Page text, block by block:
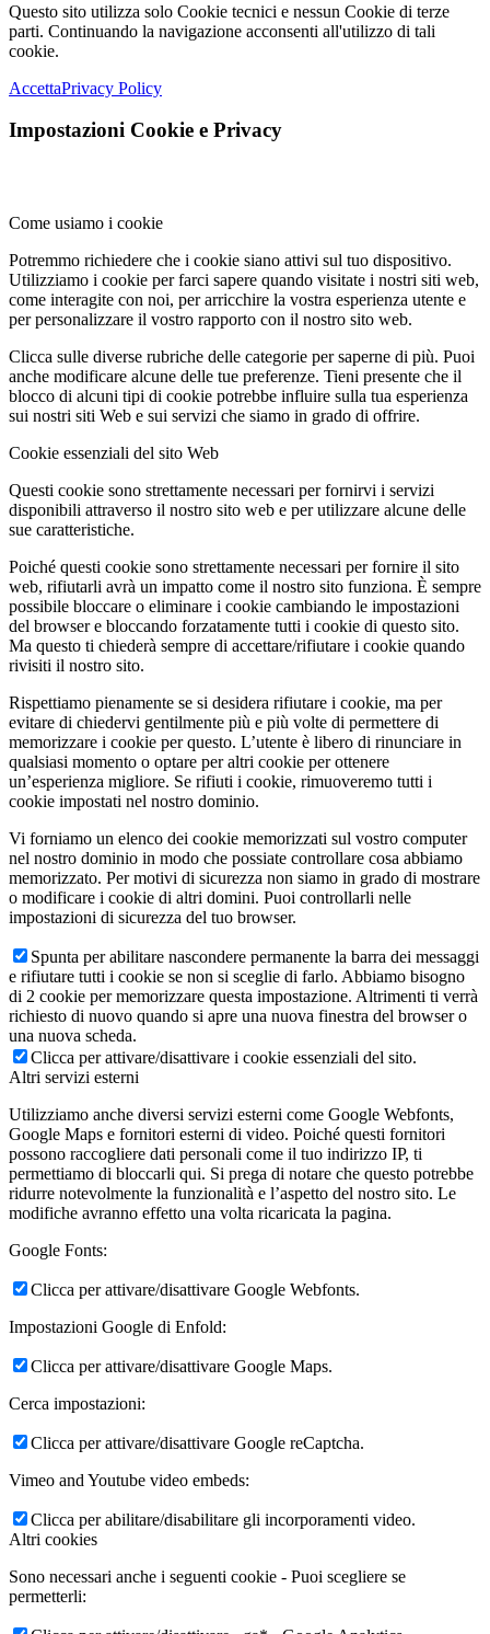
Questo sito utilizza solo Cookie tecnici e nessun Cookie di terze
parti. Continuando la navigazione acconsenti all'utilizzo di tali
cookie.
AccettaPrivacy Policy
Impostazioni Cookie e Privacy
Come usiamo i cookie
Potremmo richiedere che i cookie siano attivi sul tuo dispositivo.
Utilizziamo i cookie per farci sapere quando visitate i nostri siti web,
come interagite con noi, per arricchire la vostra esperienza utente e
per personalizzare il vostro rapporto con il nostro sito web.
Clicca sulle diverse rubriche delle categorie per saperne di più. Puoi
anche modificare alcune delle tue preferenze. Tieni presente che il
blocco di alcuni tipi di cookie potrebbe influire sulla tua esperienza
sui nostri siti Web e sui servizi che siamo in grado di offrire.
Cookie essenziali del sito Web
Questi cookie sono strettamente necessari per fornirvi i servizi
disponibili attraverso il nostro sito web e per utilizzare alcune delle
sue caratteristiche.
Poiché questi cookie sono strettamente necessari per fornire il sito
web, rifiutarli avrà un impatto come il nostro sito funziona. È sempre
possibile bloccare o eliminare i cookie cambiando le impostazioni
del browser e bloccando forzatamente tutti i cookie di questo sito.
Ma questo ti chiederà sempre di accettare/rifiutare i cookie quando
rivisiti il nostro sito.
Rispettiamo pienamente se si desidera rifiutare i cookie, ma per
evitare di chiedervi gentilmente più e più volte di permettere di
memorizzare i cookie per questo. L’utente è libero di rinunciare in
qualsiasi momento o optare per altri cookie per ottenere
un’esperienza migliore. Se rifiuti i cookie, rimuoveremo tutti i
cookie impostati nel nostro dominio.
Vi forniamo un elenco dei cookie memorizzati sul vostro computer
nel nostro dominio in modo che possiate controllare cosa abbiamo
memorizzato. Per motivi di sicurezza non siamo in grado di mostrare
o modificare i cookie di altri domini. Puoi controllarli nelle
impostazioni di sicurezza del tuo browser.
Spunta per abilitare nascondere permanente la barra dei messaggi
e rifiutare tutti i cookie se non si sceglie di farlo. Abbiamo bisogno
di 2 cookie per memorizzare questa impostazione. Altrimenti ti verrà
richiesto di nuovo quando si apre una nuova finestra del browser o
una nuova scheda.
Clicca per attivare/disattivare i cookie essenziali del sito.
Altri servizi esterni
Utilizziamo anche diversi servizi esterni come Google Webfonts,
Google Maps e fornitori esterni di video. Poiché questi fornitori
possono raccogliere dati personali come il tuo indirizzo IP, ti
permettiamo di bloccarli qui. Si prega di notare che questo potrebbe
ridurre notevolmente la funzionalità e l’aspetto del nostro sito. Le
modifiche avranno effetto una volta ricaricata la pagina.
Google Fonts:
Clicca per attivare/disattivare Google Webfonts.
Impostazioni Google di Enfold:
Clicca per attivare/disattivare Google Maps.
Cerca impostazioni:
Clicca per attivare/disattivare Google reCaptcha.
Vimeo and Youtube video embeds:
Clicca per abilitare/disabilitare gli incorporamenti video.
Altri cookies
Sono necessari anche i seguenti cookie - Puoi scegliere se
permetterli: